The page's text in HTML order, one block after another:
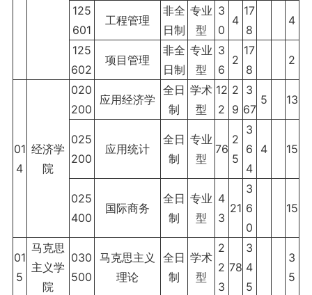
125
601
工程管理
非全
日制
专业
型
3
0
4
17
8
4
125
602
项目管理
非全
日制
专业
型
3
6
2
17
8
2
01
4
经济学
院
020
200
应用经济学
全日
制
学术
型
12
2
2
9
3
67
5 13
025
200
应用统计
全日
制
专业
型
76
2
5
3
6
4
4 15
025
400
国际商务
全日
制
专业
型
4
3
21
3
6
0
15
01
5
马克思
主义学
院
030
500
马克思主义
理论
全日
制
学术
型
2
2
3
78
3
4
5
3
5